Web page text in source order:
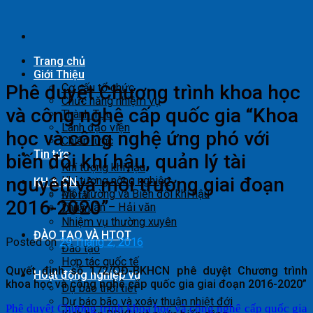
content
Trang chủ
Giới Thiệu
Cơ cấu tổ chức
Chức năng nhiệm vụ
Thành Tựu
Lãnh đạo viện
Chiến lược
Tin tức
Khí tượng khí hậu
Khí tượng nông nghiệp
Môi trường và Biến đổi khí hậu
Thủy văn – Hải văn
KH & CN
Đề tài
Dự án
Nhiệm vụ thường xuyên
ĐÀO TẠO VÀ HTQT
Đào tạo
Hợp tác quốc tế
Hoạt động nghiệp vụ
Dự báo thời tiết
Dự báo bão và xoáy thuận nhiệt đới
Phê duyệt Chương trình khoa học
và công nghệ cấp quốc gia “Khoa
học và công nghệ ứng phó với
biến đổi khí hậu, quản lý tài
nguyên và môi trường giai đoạn
2016-2020”
Posted on29 Tháng 2, 2016
Quyết định số 172/QĐ-BKHCN phê duyệt Chương trình
khoa học và công nghệ cấp quốc gia giai đoạn 2016-2020”
Phê duyệt Chương trình khoa học và công nghệ cấp quốc gia